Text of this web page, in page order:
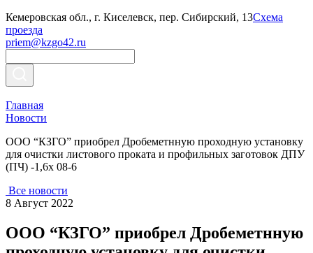
Кемеровская обл., г. Киселевск, пер. Сибирский, 13Схема
проезда
priem@kzgo42.ru
Главная
Новости
ООО “КЗГО” приобрел Дробеметнную проходную установку
для очистки листового проката и профильных заготовок ДПУ
(ПЧ) -1,6х 08-6
Все новости
8 Август 2022
ООО “КЗГО” приобрел Дробеметнную